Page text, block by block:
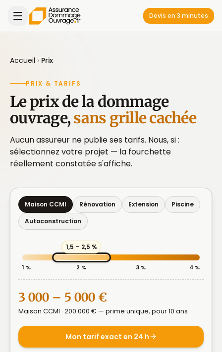
Devis en 3 minutes
Accueil › Prix
PRIX & TARIFS
Le prix de la dommage
ouvrage,sans grille cachée
Aucun assureur ne publie ses tarifs. Nous, si :
sélectionnez votre projet — la fourchette
réellement constatée s'affiche.
Maison CCMI Rénovation Extension
Piscine
Autoconstruction
1 % 2 % 3 % 4 %
3 000 – 5 000 €
Maison CCMI · 200 000 € — prime unique, pour 10 ans
Mon tarif exact en 24 h